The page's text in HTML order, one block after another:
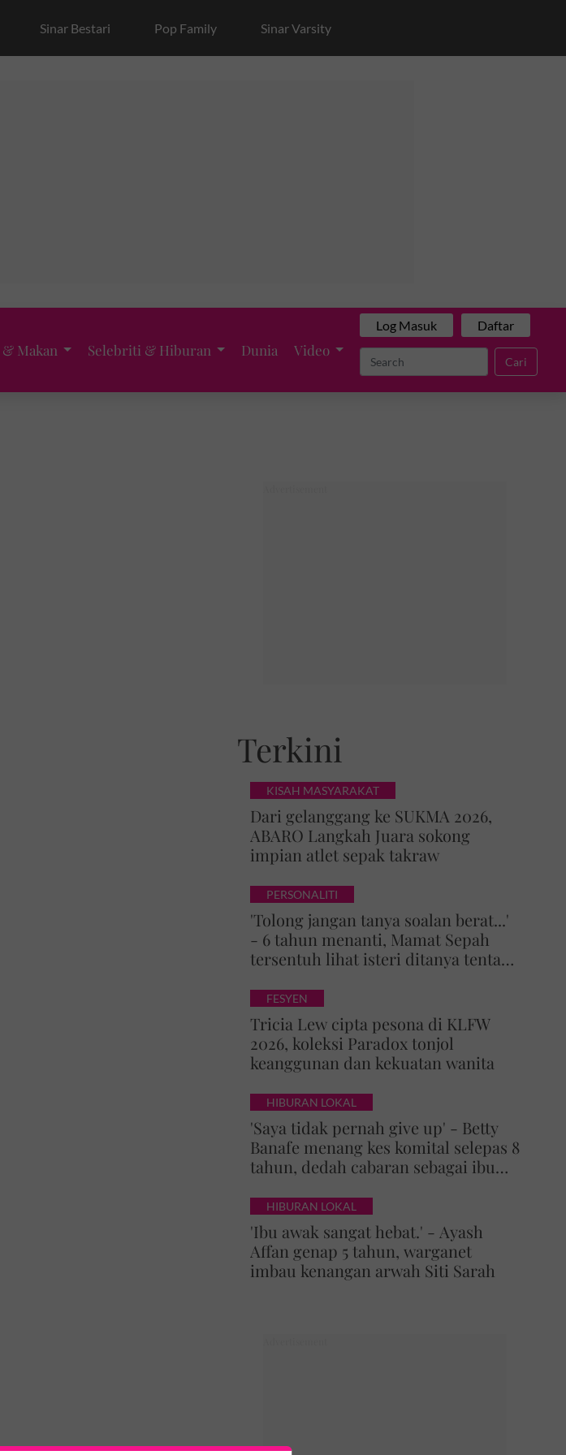
Sinar Bestari Pop Family Sinar Varsity
& Makan Selebriti & Hiburan Dunia Video
Log Masuk Daftar
Cari
Terkini
KISAH MASYARAKAT
Dari gelanggang ke SUKMA 2026,
ABARO Langkah Juara sokong
impian atlet sepak takraw
PERSONALITI
'Tolong jangan tanya soalan berat...'
- 6 tahun menanti, Mamat Sepah
tersentuh lihat isteri ditanya tentang
FESYEN
Tricia Lew cipta pesona di KLFW
2026, koleksi Paradox tonjol
keanggunan dan kekuatan wanita
HIBURAN LOKAL
'Saya tidak pernah give up' - Betty
Banafe menang kes komital selepas 8
tahun, dedah cabaran sebagai ibu
HIBURAN LOKAL
'Ibu awak sangat hebat.' - Ayash
Affan genap 5 tahun, warganet
imbau kenangan arwah Siti Sarah